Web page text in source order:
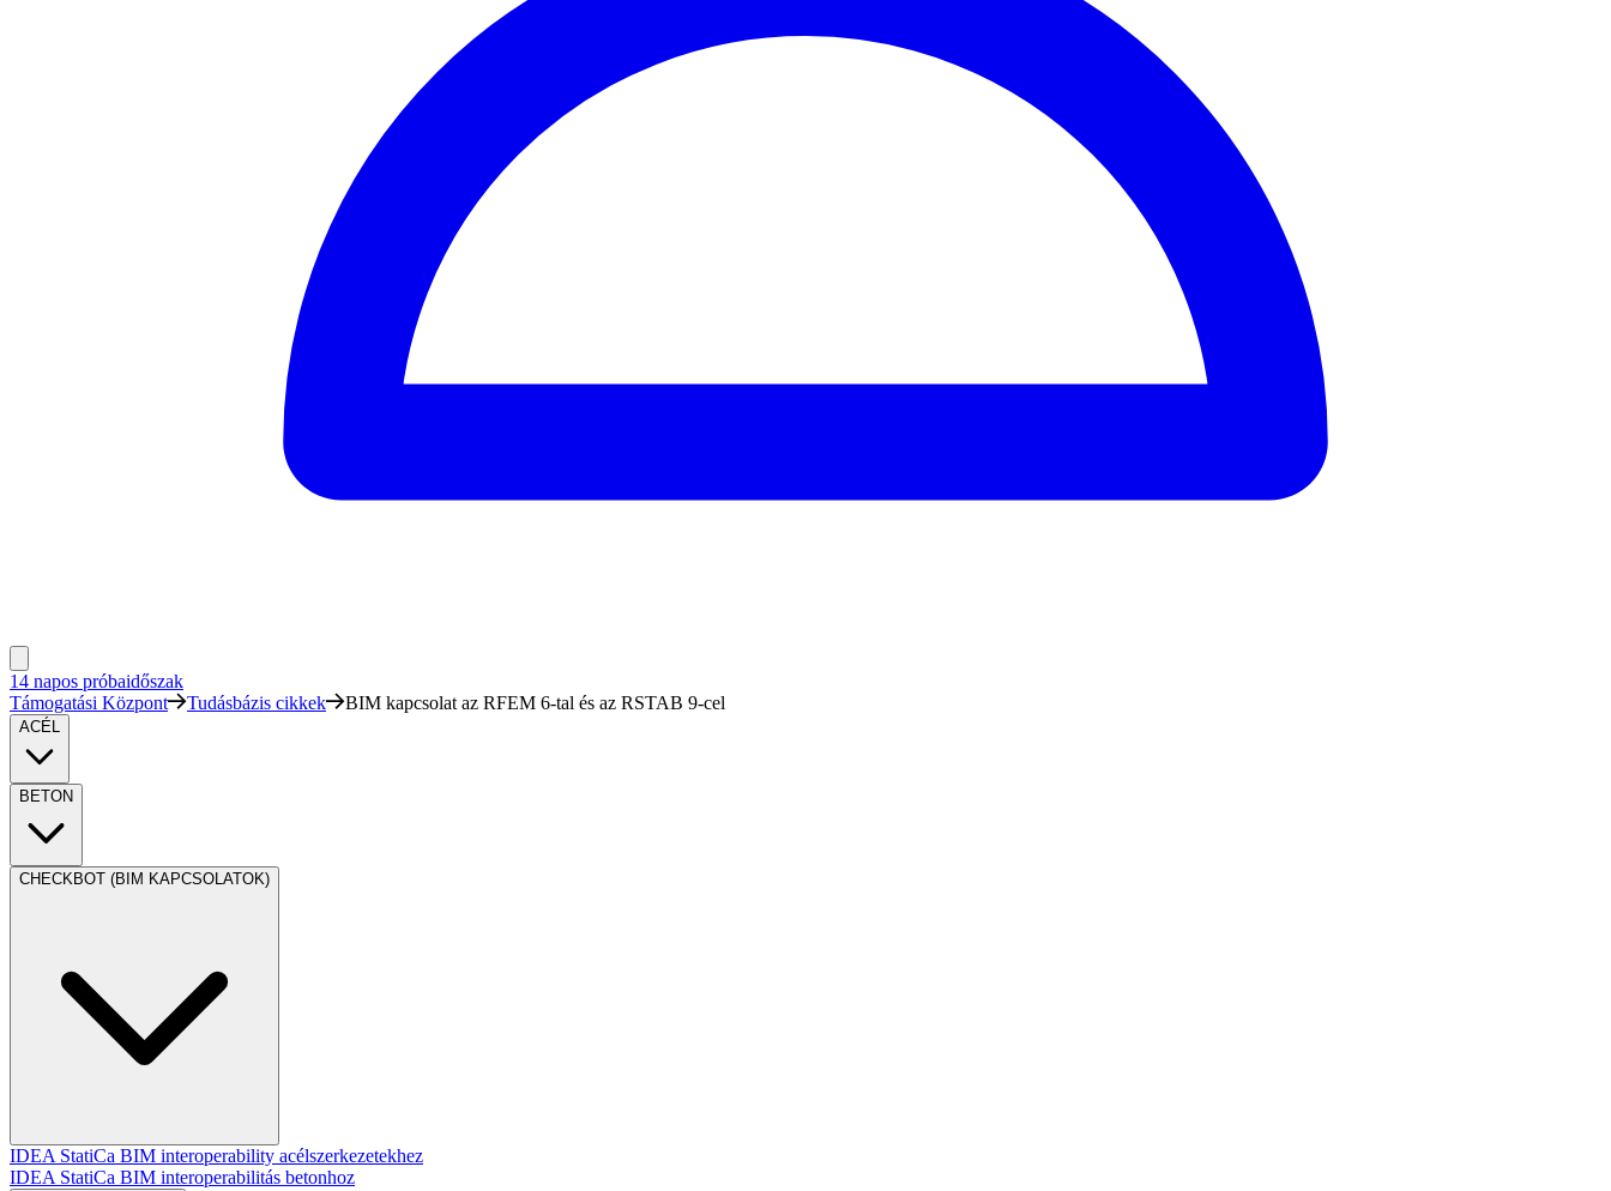
14 napos próbaidőszak
Támogatási Központ
Tudásbázis cikkek BIM kapcsolat az RFEM 6-tal és az RSTAB 9-cel
ACÉL
BETON
CHECKBOT (BIM KAPCSOLATOK)
IDEA StatiCa BIM interoperability acélszerkezetekhez
IDEA StatiCa BIM interoperabilitás betonhoz